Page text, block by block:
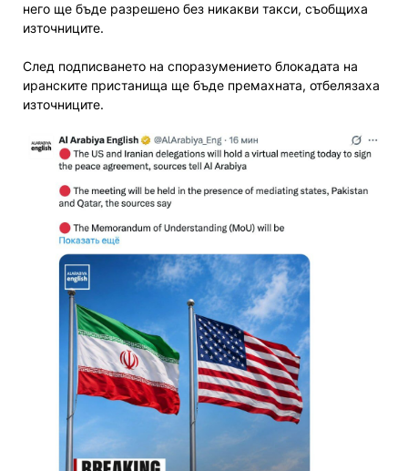
него ще бъде разрешено без никакви такси, съобщиха
източниците.
След подписването на споразумението блокадата на
иранските пристанища ще бъде премахната, отбелязаха
източниците.